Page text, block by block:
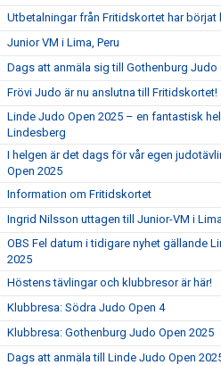
Utbetalningar från Fritidskortet har börjat
Junior VM i Lima, Peru
Dags att anmäla sig till Gothenburg Judo
Frövi Judo är nu anslutna till Fritidskortet!
Linde Judo Open 2025 – en fantastisk
Lindesberg
I helgen är det dags för vår egen
Open 2025
Information om Fritidskortet
Ingrid Nilsson uttagen till Junior-VM i
OBS Fel datum i tidigare nyhet gällande
2025
Höstens tävlingar och klubbresor är här!
Klubbresa: Södra Judo Open 4
Klubbresa: Gothenburg Judo Open 2025
Dags att anmäla till Linde Judo Open